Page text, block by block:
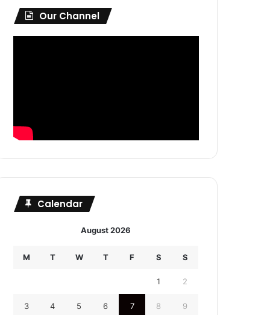
Our Channel
Calendar
August 2026
M T W T F S S
1 2
3 4 5 6 7 8 9